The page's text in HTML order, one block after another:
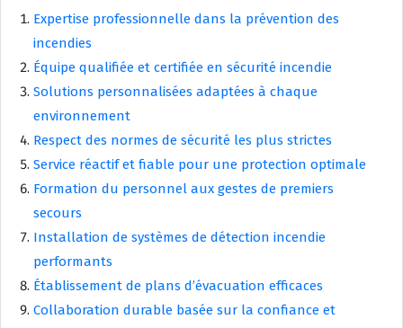
Expertise professionnelle dans la prévention des
incendies
Équipe qualifiée et certifiée en sécurité incendie
Solutions personnalisées adaptées à chaque
environnement
Respect des normes de sécurité les plus strictes
Service réactif et fiable pour une protection optimale
Formation du personnel aux gestes de premiers
secours
Installation de systèmes de détection incendie
performants
Établissement de plans d’évacuation efficaces
Collaboration durable basée sur la confiance et